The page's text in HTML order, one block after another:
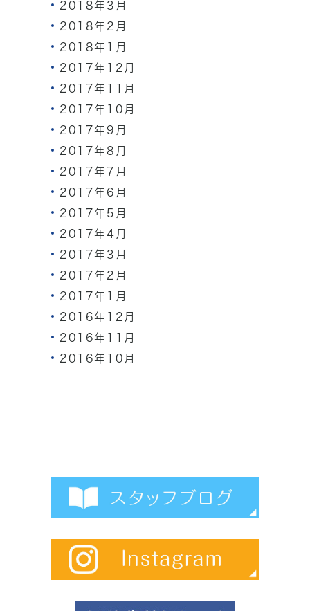
2018年3月
2018年2月
2018年1月
2017年12月
2017年11月
2017年10月
2017年9月
2017年8月
2017年7月
2017年6月
2017年5月
2017年4月
2017年3月
2017年2月
2017年1月
2016年12月
2016年11月
2016年10月